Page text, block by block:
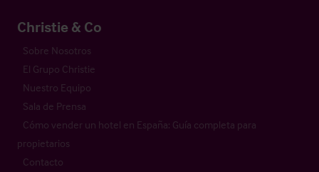
Christie & Co
Sobre Nosotros
El Grupo Christie
Nuestro Equipo
Sala de Prensa
Cómo vender un hotel en España: Guía completa para
propietarios
Contacto